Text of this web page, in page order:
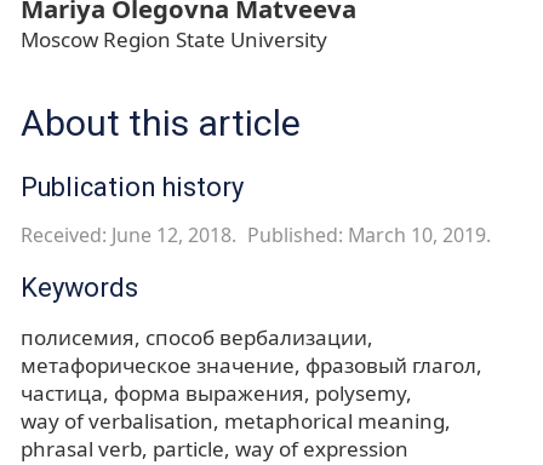
Mariya Olegovna Matveeva
Moscow Region State University
About this article
Publication history
Received: June 12, 2018. Published: March 10, 2019.
Keywords
полисемия способ вербализации
метафорическое значение фразовый глагол
частица форма выражения polysemy
way of verbalisation metaphorical meaning
phrasal verb particle way of expression